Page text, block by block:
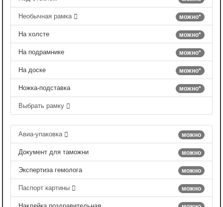
можно*
Необычная рамка
можно*
На холсте
можно*
На подрамнике
можно*
На доске
можно*
Ножка-подставка
Выбрать рамку
можно
Авиа-упаковка
можно
Документ для таможни
можно
Экспертиза гемолога
можно
Паспорт картины